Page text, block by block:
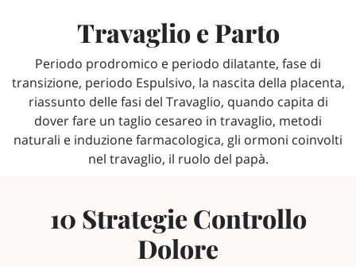
Travaglio e Parto
Periodo prodromico e periodo dilatante, fase di
transizione, periodo Espulsivo, la nascita della placenta,
riassunto delle fasi del Travaglio, quando capita di
dover fare un taglio cesareo in travaglio, metodi
naturali e induzione farmacologica, gli ormoni coinvolti
nel travaglio, il ruolo del papà.
10 Strategie Controllo
Dolore